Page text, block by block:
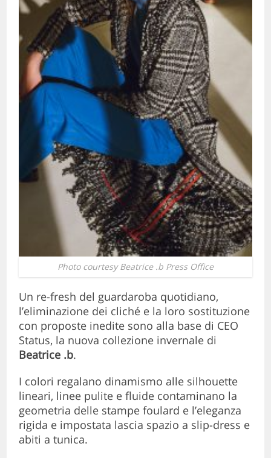
Photo courtesy Beatrice .b Press Office
Un re-fresh del guardaroba quotidiano,
l’eliminazione dei cliché e la loro sostituzione
con proposte inedite sono alla base di CEO
Status, la nuova collezione invernale di
Beatrice .b.
I colori regalano dinamismo alle silhouette
lineari, linee pulite e fluide contaminano la
geometria delle stampe foulard e l’eleganza
rigida e impostata lascia spazio a slip-dress e
abiti a tunica.